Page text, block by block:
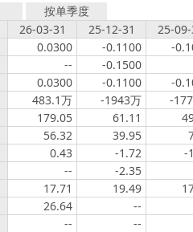
按单季度
26-03-31 25-12-31
25-
0.0300 -0.1100
-
--
-0.1500
0.0300 -0.1100
-
483.1万 -1943万
-
179.05 61.11
56.32 39.95
0.43 -1.72
-
--
-2.35
17.71 19.49
26.64
--
--
--